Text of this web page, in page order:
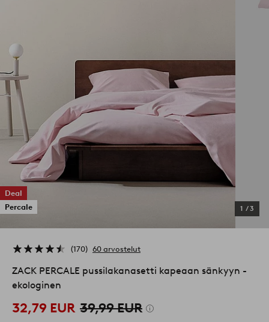
Deal
Percale
1 /3
170 60 arvostelut
ZACK PERCALE pussilakanasetti kapeaan sänkyyn -
ekologinen
32,79 EUR 39,99 EUR